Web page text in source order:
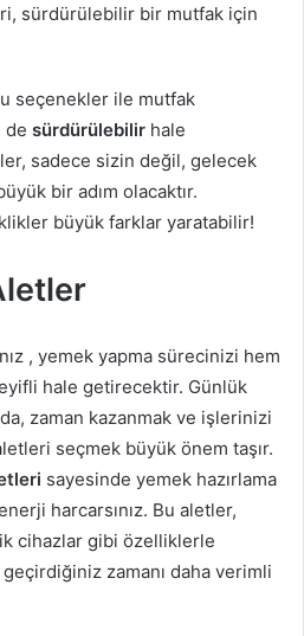
sürdürülebilir bir mutfak için
seçenekler ile mutfak
de sürdürülebilir hale
sadece sizin değil, gelecek
bir adım olacaktır.
büyük farklar yaratabilir!
, yemek yapma sürecinizi hem
hale getirecektir. Günlük
zaman kazanmak ve işlerinizi
seçmek büyük önem taşır.
sayesinde yemek hazırlama
harcarsınız. Bu aletler,
cihazlar gibi özelliklerle
geçirdiğiniz zamanı daha verimli